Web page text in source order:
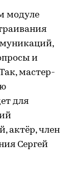
модуле
и
мастер-
для
актёр, член
Сергей